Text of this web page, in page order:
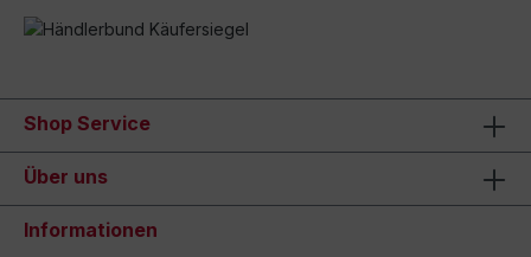
Shop Service
Über uns
Informationen